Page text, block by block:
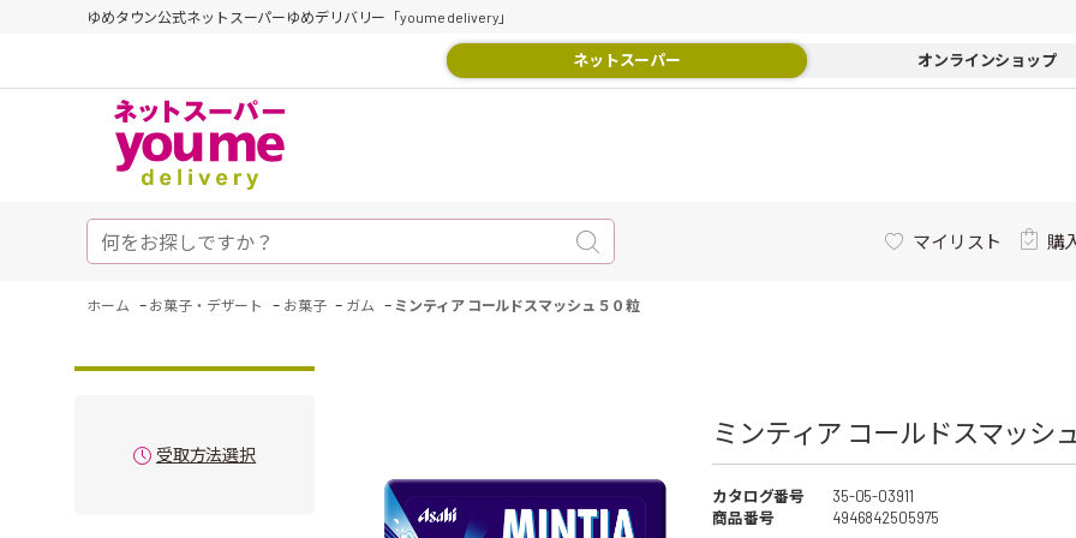
ゆめタウン公式ネットスーパーゆめデリバリー「youme delivery」
ネットスーパー オンラインショップ
マイリスト 購
ホーム - お菓子・デザート - お菓子 - ガム - ミンティア コールドスマッシュ ５０粒
受取方法選択
ミンティア コールドスマッシ
カタログ番号
35-05-03911
商品番号
4946842505975